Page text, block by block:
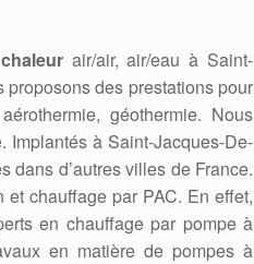
air/air, air/eau à Saint-
des prestations pour
géothermie. Nous
Implantés à Saint-Jacques-De-
dans d’autres villes de France.
chauffage par PAC. En effet,
en chauffage par pompe à
en matière de pompes à